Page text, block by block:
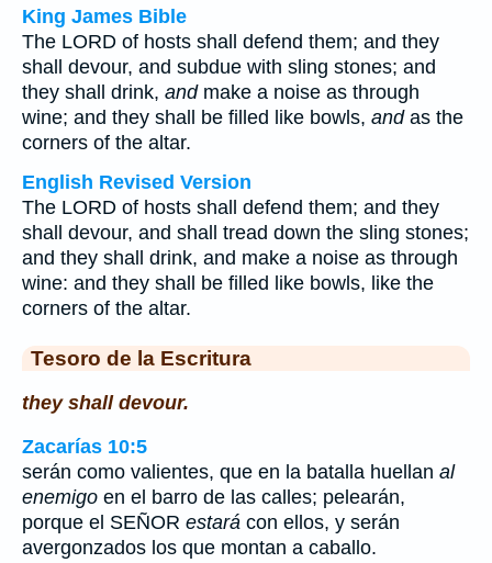
King James Bible
The LORD of hosts shall defend them; and they
shall devour, and subdue with sling stones; and
they shall drink, andmake a noise as through
wine; and they shall be filled like bowls, andas the
corners of the altar.
English Revised Version
The LORD of hosts shall defend them; and they
shall devour, and shall tread down the sling stones;
and they shall drink, and make a noise as through
wine: and they shall be filled like bowls, like the
corners of the altar.
Tesoro de la Escritura
they shall devour.
Zacarías 10:5
serán como valientes, que en la batalla huellan al
enemigo en el barro de las calles; pelearán,
porque el SEÑOR estará con ellos, y serán
avergonzados los que montan a caballo.